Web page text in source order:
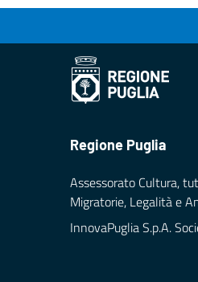
Regione Puglia
Assessorato Cultura,
Migratorie, Legalità e
InnovaPuglia S.p.A.